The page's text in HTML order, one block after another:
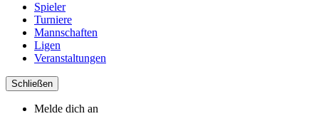
Spieler
Turniere
Mannschaften
Ligen
Veranstaltungen
Schließen
Melde dich an